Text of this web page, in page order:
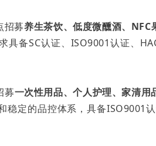
招募养生茶饮、低度微醺酒、NFC
具备SC认证、ISO9001认证、
募一次性用品、个人护理、家清用
稳定的品控体系，具备ISO9001